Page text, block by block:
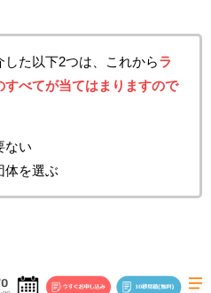
た以下2つは、これから ラ
すべてが当てはまりますので
ない
体を選ぶ